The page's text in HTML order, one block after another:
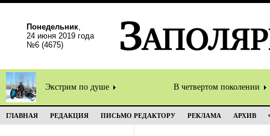
Понедельник,
24 июня 2019 года
№6 (4675)
Экстрим по душе В четвертом поколении
ГЛАВНАЯ РЕДАКЦИЯ ПИСЬМО РЕДАКТОРУ РЕКЛАМА АРХИВ